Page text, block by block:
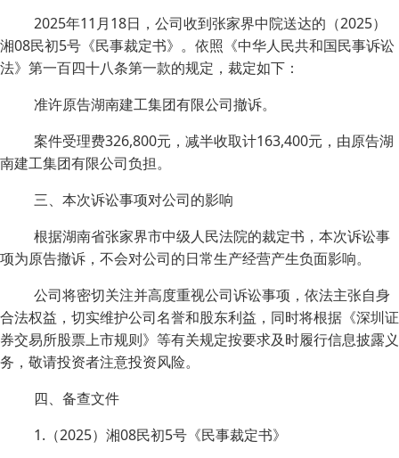
2025年11月18日，公司收到张家界中院送达的（2025）
湘08民初5号《民事裁定书》。依照《中华人民共和国民事诉讼
法》第一百四十八条第一款的规定，裁定如下：
准许原告湖南建工集团有限公司撤诉。
案件受理费326,800元，减半收取计163,400元，由原告湖
南建工集团有限公司负担。
三、本次诉讼事项对公司的影响
根据湖南省张家界市中级人民法院的裁定书，本次诉讼事
项为原告撤诉，不会对公司的日常生产经营产生负面影响。
公司将密切关注并高度重视公司诉讼事项，依法主张自身
合法权益，切实维护公司名誉和股东利益，同时将根据《深圳证
券交易所股票上市规则》等有关规定按要求及时履行信息披露义
务，敬请投资者注意投资风险。
四、备查文件
1.（2025）湘08民初5号《民事裁定书》